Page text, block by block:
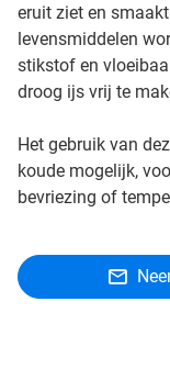
eruit ziet en
levensmiddelen
stikstof en
droog ijs vrij te
Het gebruik van
koude mogelijk,
bevriezing of